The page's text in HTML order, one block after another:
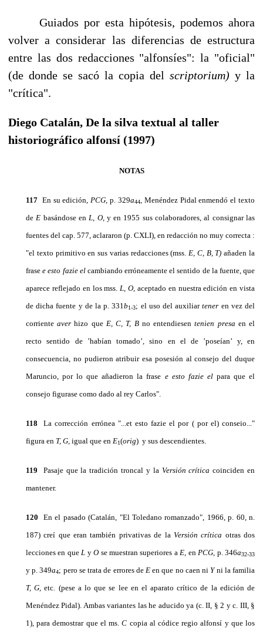
Guiados por esta hipótesis, podemos ahora
volver a considerar las diferencias de es­tructura
entre las dos redacciones "alfonsíes": la "oficial"
(de donde se sacó la copia del scriptorium) y la
"crítica".
Diego Catalán, De la silva textual al taller
historiográfico alfonsí (1997)
NOTAS
117 En su edición, PCG,p. 329a44
, Menéndez Pidal enmendó el texto
de E basándose en L, O, y en 1955 sus colaboradores, al consignar las
fuentes del cap. 577, aclararon (p. CXLI), en redacción no muy correcta :
"el texto primitivo en sus varias redacciones (mss. E, C, B, T)añaden la
fraseeesto fazie el cam­biando erróneamente el sentido de la fuente, que
aparece reflejado en los mss. L, O, aceptado en nuestra edición en vista
de dicha fuente y de la p. 331b1-3; el uso del auxiliartener en vez del
corrienteaverhizo que E, C, T, B no entendiesentenien presa en el
recto sentido de ’habían tomado’, sino en el de ’poseían’ y, en
consecuencia, no pudieron atribuir esa posesión al consejo del duque
Maruncio, por lo que añadie­ron la frase e esto fazie el para que el
consejo figurase como dado al rey Carlos".
118 La corrección errónea "...et esto fazie el por ( por el) conseio..."
figura en T, G, igual que en E1(orig) y sus descendientes.
119 Pasaje que la tradición troncal y la Versión críticacoinciden en
mantener.
120 En el pasado (Catalán, "El Toledano romanzado", 1966, p. 60, n.
187) creí que eran también priva­tivas de la Versión crítica otras dos
lecciones en que L yO se muestran superiores a E, en PCG, p. 346a32-33
y p. 349a4; pero se trata de errores de Een que no caen ni Yni la familia
T, G,etc. (pese a lo que se lee en el aparato crítico de la edición de
Menéndez Pidal). Ambas variantes las he aducido ya (c. II, § 2 y c. III, §
1), para demostrar que el ms.C copia al códice regio alfonsí y que los